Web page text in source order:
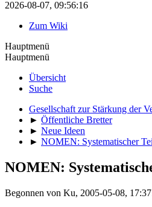
2026-08-07, 09:56:16
Zum Wiki
Hauptmenü
Hauptmenü
Übersicht
Suche
Gesellschaft zur Stärkung der
► Öffentliche Bretter
► Neue Ideen
► NOMEN: Systematischer
NOMEN:
Begonnen von Ku, 2005-05-08,